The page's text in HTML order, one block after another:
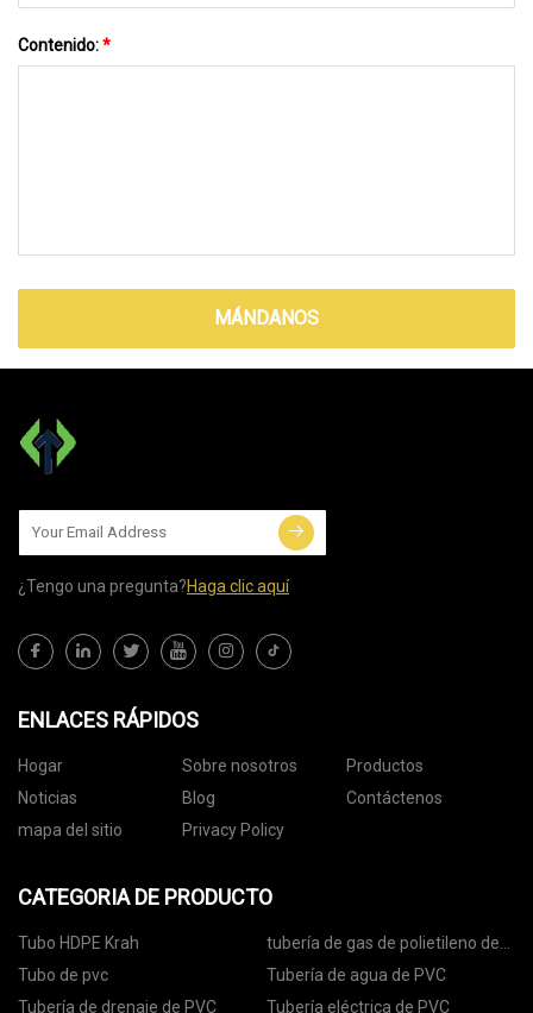
Contenido:*
MÁNDANOS
¿Tengo una pregunta?Haga clic aquí
ENLACES RÁPIDOS
Hogar Sobre nosotros
Productos
Noticias
Blog
Contáctenos
mapa del sitio
Privacy Policy
CATEGORIA DE PRODUCTO
Tubo HDPE Krah
tubería de gas de polietileno de
alta densidad
Tubo de pvc
Tubería de agua de PVC
Tubería de drenaje de PVC
Tubería eléctrica de PVC